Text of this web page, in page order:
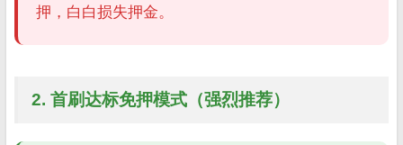
押，白白损失押金。
2. 首刷达标免押模式（强烈推荐）